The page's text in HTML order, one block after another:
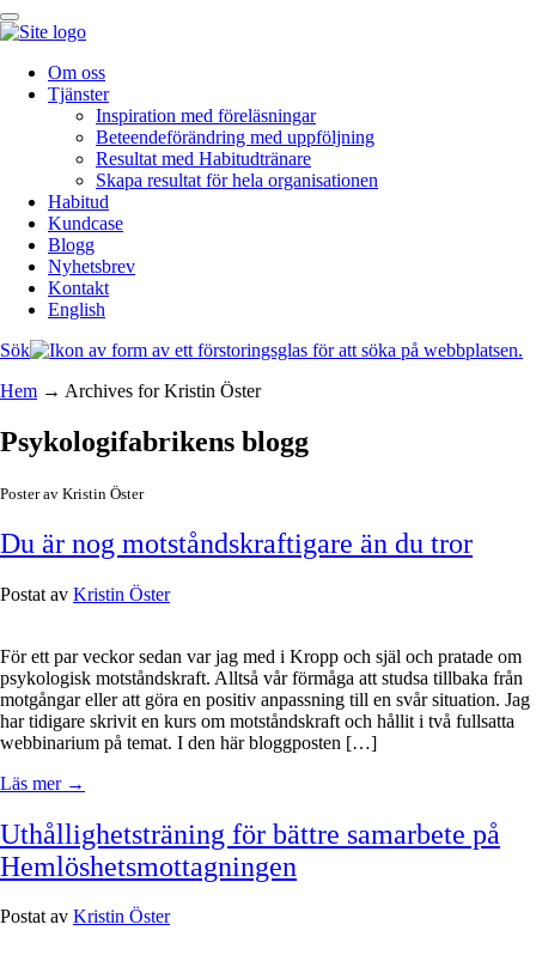
Om oss
Tjänster
Inspiration med föreläsningar
Beteendeförändring med uppföljning
Resultat med Habitudtränare
Skapa resultat för hela organisationen
Habitud
Kundcase
Blogg
Nyhetsbrev
Kontakt
English
Sök
Hem → Archives for Kristin Öster
Psykologifabrikens blogg
Poster av Kristin Öster
Du är nog motståndskraftigare än du tror
Postat av Kristin Öster
För ett par veckor sedan var jag med i Kropp och själ och pratade om
psykologisk motståndskraft. Alltså vår förmåga att studsa tillbaka från
motgångar eller att göra en positiv anpassning till en svår situation. Jag
har tidigare skrivit en kurs om motståndskraft och hållit i två fullsatta
webbinarium på temat. I den här bloggposten […]
Läs mer →
Uthållighetsträning för bättre samarbete på
Hemlöshetsmottagningen
Postat av Kristin Öster